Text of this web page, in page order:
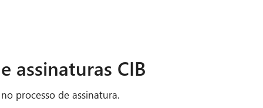
assinaturas CIB
processo de assinatura.